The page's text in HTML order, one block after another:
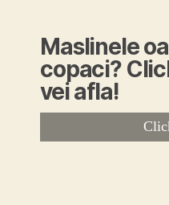
Maslinele
copaci?
vei afla!